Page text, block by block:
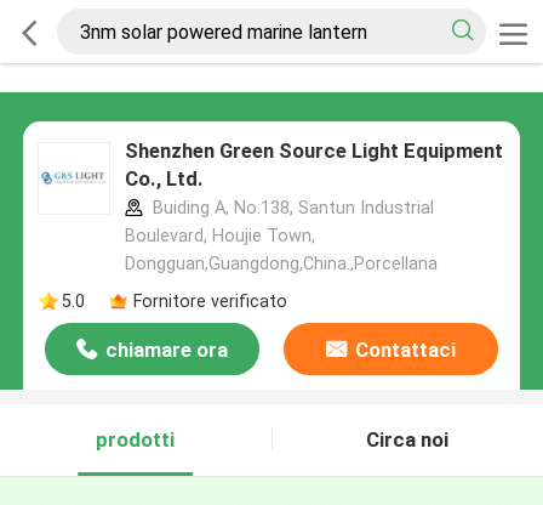
Shenzhen Green Source Light Equipment
Co., Ltd.
Buiding A, No.138, Santun Industrial
Boulevard, Houjie Town,
Dongguan,Guangdong,China.,Porcellana
5.0
Fornitore verificato
chiamare ora Contattaci
prodotti Circa noi